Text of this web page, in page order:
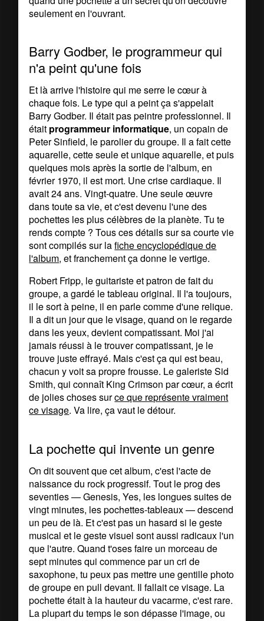
seulement en l'ouvrant.
Barry Godber, le programmeur qui
n'a peint qu'une fois
Et là arrive l'histoire qui me serre le cœur à
chaque fois. Le type qui a peint ça s'appelait
Barry Godber. Il était pas peintre professionnel. Il
était programmeur informatique, un copain de
Peter Sinfield, le parolier du groupe. Il a fait cette
aquarelle, cette seule et unique aquarelle, et puis
quelques mois après la sortie de l'album, en
février 1970, il est mort. Une crise cardiaque. Il
avait 24 ans. Vingt-quatre. Une seule œuvre
dans toute sa vie, et c'est devenu l'une des
pochettes les plus célèbres de la planète. Tu te
rends compte ? Tous ces détails sur sa courte vie
sont compilés sur lafiche encyclopédique de
l'album, et franchement ça donne le vertige.
Robert Fripp, le guitariste et patron de fait du
groupe, a gardé le tableau original. Il l'a toujours,
il le sort à peine, il en parle comme d'une relique.
Il a dit un jour que le visage, quand on le regarde
dans les yeux, devient compatissant. Moi j'ai
jamais réussi à le trouver compatissant, je le
trouve juste effrayé. Mais c'est ça qui est beau,
chacun y voit sa propre frousse. Le galeriste Sid
Smith, qui connaît King Crimson par cœur, a écrit
de jolies choses surce que représente vraiment
ce visage. Va lire, ça vaut le détour.
La pochette qui invente un genre
On dit souvent que cet album, c'est l'acte de
naissance du rock progressif. Tout le prog des
seventies — Genesis, Yes, les longues suites de
vingt minutes, les pochettes-tableaux — descend
un peu de là. Et c'est pas un hasard si le geste
musical et le geste visuel sont aussi radicaux l'un
que l'autre. Quand t'oses faire un morceau de
sept minutes qui commence par un cri de
saxophone, tu peux pas mettre une gentille photo
de groupe en pull devant. Il fallait ce visage. La
pochette était à la hauteur du vacarme, c'est rare.
La plupart du temps le son dépasse l'image, ou